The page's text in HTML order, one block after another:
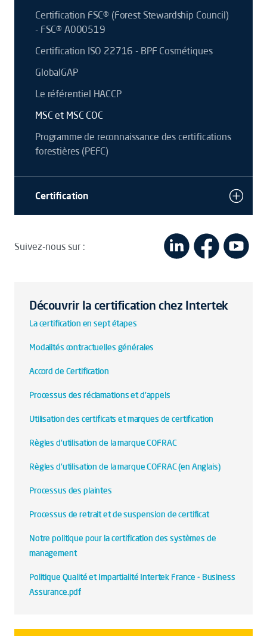
Certification FSC® (Forest Stewardship Council)
- FSC® A000519
Certification ISO 22716 - BPF Cosmétiques
GlobalGAP
Le référentiel HACCP
MSC et MSC COC
Programme de reconnaissance des certifications
forestières (PEFC)
Certification
Suivez-nous sur :
Découvrir la certification chez Intertek
La certification en sept étapes
Modalités contractuelles générales
Accord de Certification
Processus des réclamations et d’appels
Utilisation des certificats et marques de certification
Règles d’utilisation de la marque COFRAC
Règles d’utilisation de la marque COFRAC (en Anglais)
Processus des plaintes
Processus de retrait et de suspension de certificat
Notre politique pour la certification des systèmes de
management
Politique Qualité et Impartialité Intertek France - Business
Assurance.pdf